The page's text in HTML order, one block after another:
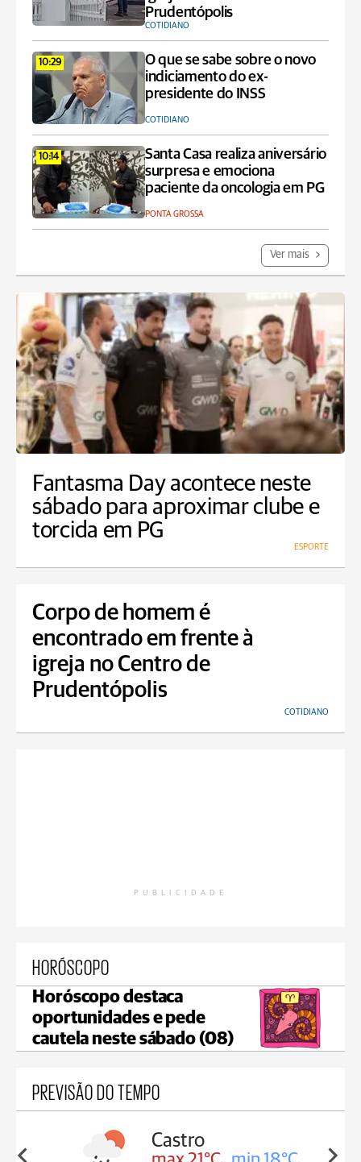
Prudentópolis
COTIDIANO
10:29
O que se sabe sobre o novo
indiciamento do ex-
presidente do INSS
COTIDIANO
10:14
Santa Casa realiza aniversário
surpresa e emociona
paciente da oncologia em PG
PONTA GROSSA
Ver mais
Fantasma Day acontece neste
sábado para aproximar clube e
torcida em PG
ESPORTE
Corpo de homem é
encontrado em frente à
igreja no Centro de
Prudentópolis
COTIDIANO
PUBLICIDADE
HORÓSCOPO
Horóscopo destaca
oportunidades e pede
cautela neste sábado (08)
PREVISÃO DO TEMPO
Castro